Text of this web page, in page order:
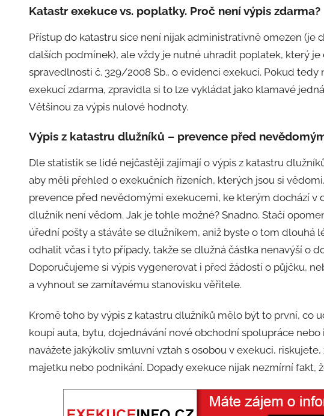
Katastr exekuce vs. poplatky. Proč není výpis zdarma?
Přístup do katastru sice není nijak administrativně omezen (je
dalších podmínek), ale vždy je nutné uhradit poplatek, který
spravedlnosti č. 329/2008 Sb., o evidenci exekucí. Pokud
exekucí zdarma, zpravidla si to lze vykládat jako klamavé
Většinou za výpis nulové hodnoty.
Výpis z katastru dlužníků – prevence před
Dle statistik se lidé nejčastěji zajímají o výpis z katastru
aby měli přehled o exekučních řízeních, kterých jsou si
prevence před nevědomými exekucemi, ke kterým dochází v
dlužník není vědom. Jak je tohle možné? Snadno. Stačí
úřední pošty a stáváte se dlužníkem, aniž byste o tom dlouhá
odhalit včas i tyto případy, takže se dlužná částka nenavýší o
Doporučujeme si výpis vygenerovat i před žádostí o půjčku,
a vyhnout se zamítavému stanovisku věřitele.
Kromě toho by výpis z katastru dlužníků mělo být to první, co
koupí auta, bytu, dojednávání nové obchodní spolupráce
navážete jakýkoliv smluvní vztah s osobou v exekuci,
majetku nebo podnikání. Dopady exekuce nijak nezmírní fakt,